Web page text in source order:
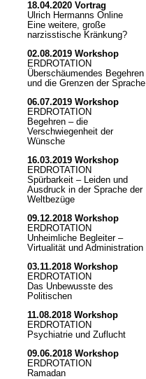
18.04.2020 Vortrag
Ulrich Hermanns Online
Eine weitere, große
narzisstische Kränkung?
02.08.2019 Workshop
ERDROTATION
Überschäumendes Begehren
und die Grenzen der Sprache
06.07.2019 Workshop
ERDROTATION
Begehren – die
Verschwiegenheit der
Wünsche
16.03.2019 Workshop
ERDROTATION
Spürbarkeit – Leiden und
Ausdruck in der Sprache der
Weltbezüge
09.12.2018 Workshop
ERDROTATION
Unheimliche Begleiter –
Virtualität und Administration
03.11.2018 Workshop
ERDROTATION
Das Unbewusste des
Politischen
11.08.2018 Workshop
ERDROTATION
Psychiatrie und Zuflucht
09.06.2018 Workshop
ERDROTATION
Ramadan